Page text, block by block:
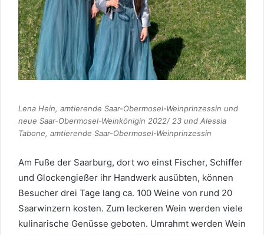
Lena Hein, amtierende Saar-Obermosel-Weinprinzessin und
neue Saar-Obermosel-Weinkönigin 2022/ 23 und Alessia
Tabone, amtierende Saar-Obermosel-Weinprinzessin
Am Fuße der Saarburg, dort wo einst Fischer, Schiffer
und Glockengießer ihr Handwerk ausübten, können
Besucher drei Tage lang ca. 100 Weine von rund 20
Saarwinzern kosten. Zum leckeren Wein werden viele
kulinarische Genüsse geboten. Umrahmt werden Wein